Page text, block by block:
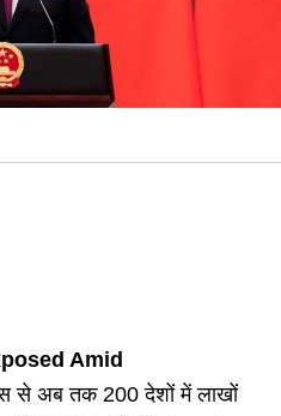
Amid
से अब तक 200 देशों में लाखों